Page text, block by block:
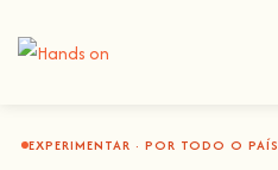
EXPERIMENTAR · POR TODO O PAÍS